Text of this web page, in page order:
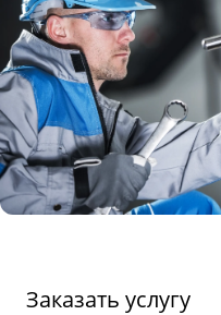
Заказать услугу